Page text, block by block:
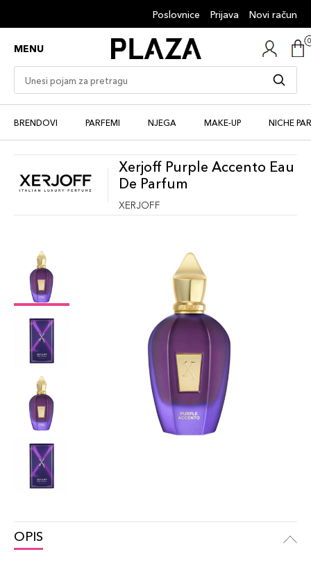
Poslovnice Prijava Novi račun
MENU
BRENDOVI PARFEMI NJEGA MAKE-UP NICHE
Xerjoff Purple Accento Eau
De Parfum
XERJOFF
OPIS